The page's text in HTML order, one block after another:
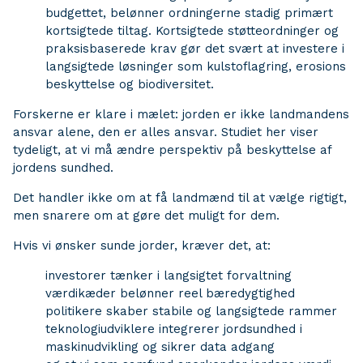
budgettet, belønner ordningerne stadig primært
kortsigtede tiltag. Kortsigtede støtteordninger og
praksisbaserede krav gør det svært at investere i
langsigtede løsninger som kulstoflagring, erosions
beskyttelse og biodiversitet.
Forskerne er klare i mælet: jorden er ikke landmandens
ansvar alene, den er alles ansvar. Studiet her viser
tydeligt, at vi må ændre perspektiv på beskyttelse af
jordens sundhed.
Det handler ikke om at få landmænd til at vælge rigtigt,
men snarere om at gøre det muligt for dem.
Hvis vi ønsker sunde jorder, kræver det, at:
investorer tænker i langsigtet forvaltning
værdikæder belønner reel bæredygtighed
politikere skaber stabile og langsigtede rammer
teknologiudviklere integrerer jordsundhed i
maskinudvikling og sikrer data adgang